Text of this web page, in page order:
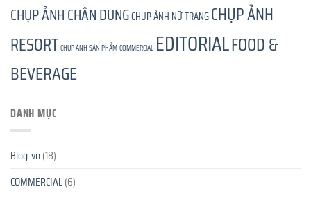
CHỤP ẢNH CHÂN DUNGCHỤP ẢNH NỮ TRANGCHỤP ẢNH
RESORTCHỤP ẢNH SẢN PHẨMCOMMERCIAL EDITORIALFOOD &
BEVERAGE
DANH MỤC
Blog-vn(18)
COMMERCIAL(6)